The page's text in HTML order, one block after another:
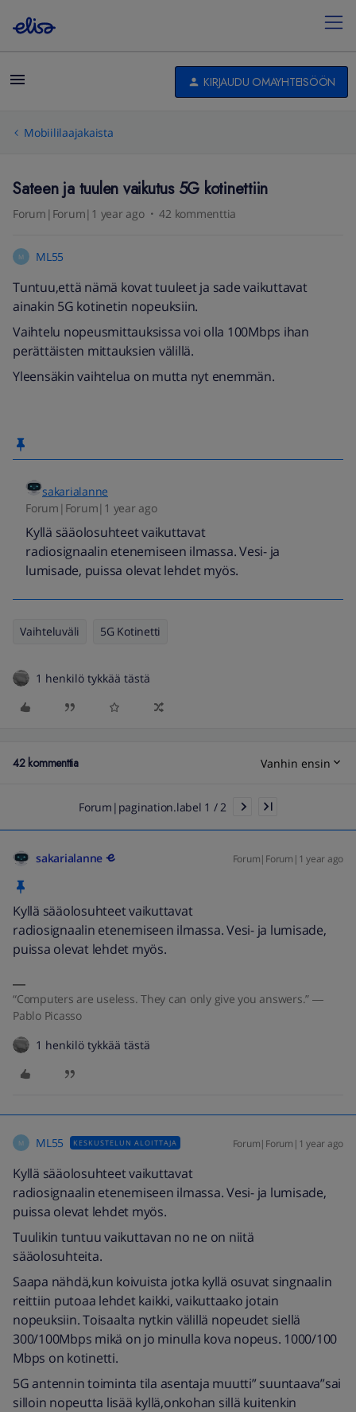
KIRJAUDU OMAYHTEISÖÖN
Mobiililaajakaista
Sateen ja tuulen vaikutus 5G kotinettiin
Forum|Forum|1 year ago 42 kommenttia
M ML55
Tuntuu,että nämä kovat tuuleet ja sade vaikuttavat
ainakin 5G kotinetin nopeuksiin.
Vaihtelu nopeusmittauksissa voi olla 100Mbps ihan
perättäisten mittauksien välillä.
Yleensäkin vaihtelua on mutta nyt enemmän.
sakarialanne
Forum|Forum|1 year ago
Kyllä sääolosuhteet vaikuttavat
radiosignaalin etenemiseen ilmassa. Vesi- ja
lumisade, puissa olevat lehdet myös.
Vaihteluväli 5G Kotinetti
1 henkilö tykkää tästä
42 kommenttia Vanhin ensin
Forum|pagination.label 1 / 2
sakarialanne Forum|Forum|1 year ago
Kyllä sääolosuhteet vaikuttavat
radiosignaalin etenemiseen ilmassa. Vesi- ja lumisade,
puissa olevat lehdet myös.
“Computers are useless. They can only give you answers.” ―
Pablo Picasso
1 henkilö tykkää tästä
M ML55 KESKUSTELUN ALOITTAJA Forum|Forum|1 year ago
Kyllä sääolosuhteet vaikuttavat
radiosignaalin etenemiseen ilmassa. Vesi- ja lumisade,
puissa olevat lehdet myös.
Tuulikin tuntuu vaikuttavan no ne on niitä
sääolosuhteita.
Saapa nähdä,kun koivuista jotka kyllä osuvat singnaalin
reittiin putoaa lehdet kaikki, vaikuttaako jotain
nopeuksiin. Toisaalta nytkin välillä nopeudet siellä
300/100Mbps mikä on jo minulla kova nopeus. 1000/100
Mbps on kotinetti.
5G antennin toiminta tila asentaja muutti” suuntaava”sai
silloin nopeutta lisää kyllä,onkohan sillä kuitenkin